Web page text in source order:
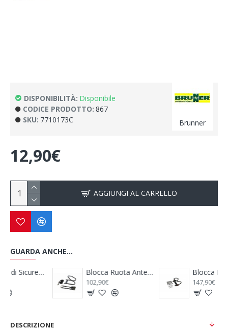
DISPONIBILITÀ: Disponibile
CODICE PRODOTTO: 867
SKU: 7710173C Brunner
12,90€
AGGIUNGI AL CARRELLO
GUARDA ANCHE...
Blocca Ruota Anteriore Moto Wheel Chock Front - FIAMMA
102,90€
Blocca Ruota Posteriore Moto Wheel Chock Rear - FIAMMA
147,90€
DESCRIZIONE